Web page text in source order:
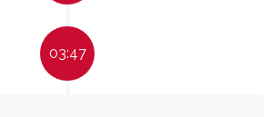
03:47